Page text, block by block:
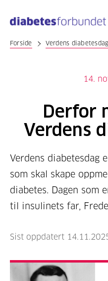
hovedinnhold
Forside Verdens
14.
Derfor
Verdens
Verdens diabetesdag
som skal skape
diabetes. Dagen som
til insulinets far,
Sist oppdatert